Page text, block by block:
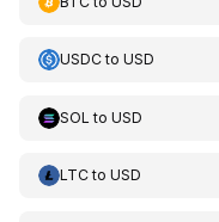
USDCto USD
SOL to USD
LTCto USD